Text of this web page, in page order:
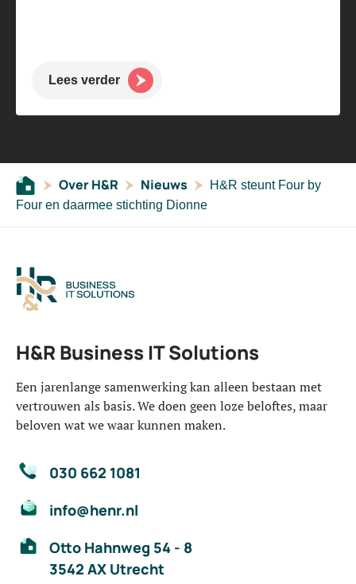
Lees verder
Over H&R Nieuws
H&R steunt Four by
Four en daarmee stichting Dionne
H&R Business IT Solutions
Een jarenlange samenwerking kan alleen bestaan met
vertrouwen als basis. We doen geen loze beloftes, maar
beloven wat we waar kunnen maken.
030 662 1081
info@henr.nl
Otto Hahnweg 54 - 8
3542 AX Utrecht